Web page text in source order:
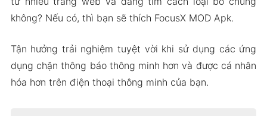
không? Nếu có, thì bạn sẽ thích FocusX MOD Apk.
Tận hưởng trải nghiệm tuyệt vời khi sử dụng các ứng
dụng chặn thông báo thông minh hơn và được cá nhân
hóa hơn trên điện thoại thông minh của bạn.